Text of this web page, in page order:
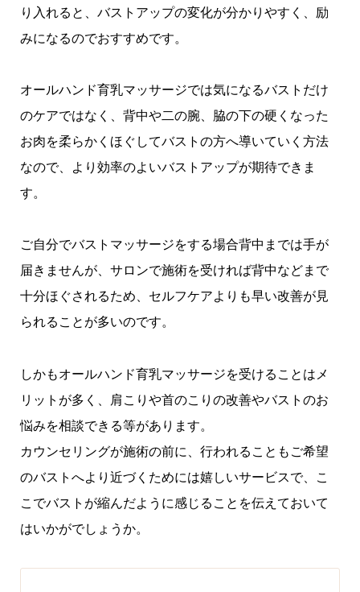
り入れると、バストアップの変化が分かりやすく、励
みになるのでおすすめです。
オールハンド育乳マッサージでは気になるバストだけ
のケアではなく、背中や二の腕、脇の下の硬くなった
お肉を柔らかくほぐしてバストの方へ導いていく方法
なので、より効率のよいバストアップが期待できま
す。
ご自分でバストマッサージをする場合背中までは手が
届きませんが、サロンで施術を受ければ背中などまで
十分ほぐされるため、セルフケアよりも早い改善が見
られることが多いのです。
しかもオールハンド育乳マッサージを受けることはメ
リットが多く、肩こりや首のこりの改善やバストのお
悩みを相談できる等があります。
カウンセリングが施術の前に、行われることもご希望
のバストへより近づくためには嬉しいサービスで、こ
こでバストが縮んだように感じることを伝えておいて
はいかがでしょうか。